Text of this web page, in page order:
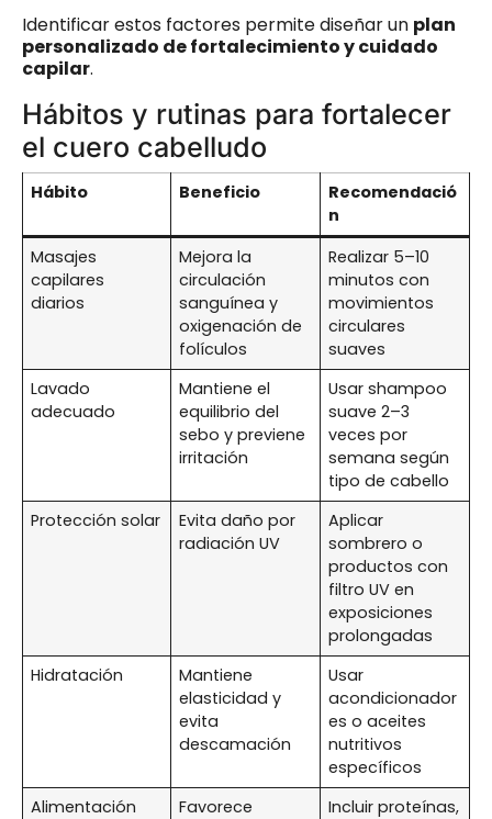
Identificar estos factores permite diseñar un plan
personalizado de fortalecimiento y cuidado
capilar.
Hábitos y rutinas para fortalecer
el cuero cabelludo
Hábito Beneficio
Recomendació
n
Masajes
capilares
diarios
Mejora la
circulación
sanguínea y
oxigenación de
folículos
Realizar 5–10
minutos con
movimientos
circulares
suaves
Lavado
adecuado
Mantiene el
equilibrio del
sebo y previene
irritación
Usar shampoo
suave 2–3
veces por
semana según
tipo de cabello
Protección solar
Evita daño por
radiación UV
Aplicar
sombrero o
productos con
filtro UV en
exposiciones
prolongadas
Hidratación
Mantiene
elasticidad y
evita
descamación
Usar
acondicionador
es o aceites
nutritivos
específicos
Alimentación
Favorece
Incluir proteínas,